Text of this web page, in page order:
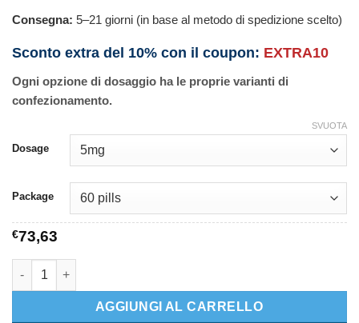
Consegna: 5–21 giorni (in base al metodo di spedizione scelto)
Sconto extra del 10% con il coupon: EXTRA10
Ogni opzione di dosaggio ha le proprie varianti di
confezionamento.
Dosage
Package
SVUOTA
€73,63
Isordil quantità
AGGIUNGI AL CARRELLO